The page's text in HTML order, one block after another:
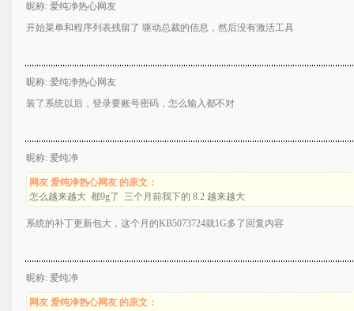
昵称: 爱纯净热心网友
开始菜单和程序列表残留了 驱动总裁的信息，然后没有激活工具
昵称: 爱纯净热心网友
装了系统以后，登录要账号密码，怎么输入都不对
昵称: 爱纯净
网友 爱纯净热心网友 的原文：
怎么越来越大 都9g了 三个月前我下的 8.2 越来越大
系统的补丁更新包大，这个月的KB5073724就1G多了回复内容
昵称: 爱纯净
网友 爱纯净热心网友 的原文：